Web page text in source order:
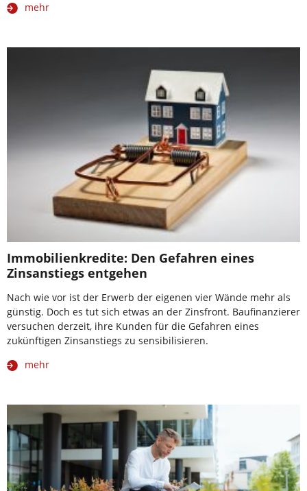
mehr
Immobilienkredite: Den Gefahren eines
Zinsanstiegs entgehen
Nach wie vor ist der Erwerb der eigenen vier Wände mehr als
günstig. Doch es tut sich etwas an der Zinsfront. Baufinanzierer
versuchen derzeit, ihre Kunden für die Gefahren eines
zukünftigen Zinsanstiegs zu sensibilisieren.
mehr